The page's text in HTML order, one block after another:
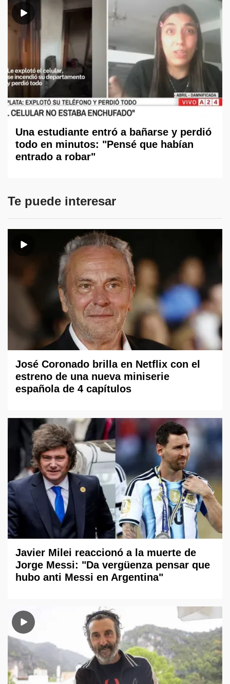
Una estudiante entró a bañarse y perdió
todo en minutos: "Pensé que habían
entrado a robar"
Te puede interesar
José Coronado brilla en Netflix con el
estreno de una nueva miniserie
española de 4 capítulos
Javier Milei reaccionó a la muerte de
Jorge Messi: "Da vergüenza pensar que
hubo anti Messi en Argentina"